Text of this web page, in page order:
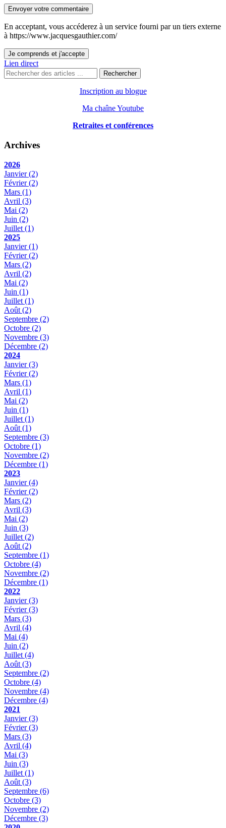
Envoyer votre commentaire
En acceptant, vous accéderez à un service fourni par un tiers externe
à https://www.jacquesgauthier.com/
Je comprends et j'accepte
Lien direct
Rechercher
Inscription au blogue
Ma chaîne Youtube
Retraites et conférences
Archives
2026
Janvier(2)
Février(2)
Mars (1)
Avril (3)
Mai (2)
Juin (2)
Juillet (1)
2025
Janvier(1)
Février(2)
Mars (2)
Avril (2)
Mai (2)
Juin (1)
Juillet (1)
Août (2)
Septembre (2)
Octobre (2)
Novembre (3)
Décembre (2)
2024
Janvier(3)
Février(2)
Mars (1)
Avril (1)
Mai (2)
Juin (1)
Juillet (1)
Août (1)
Septembre (3)
Octobre (1)
Novembre (2)
Décembre (1)
2023
Janvier(4)
Février(2)
Mars (2)
Avril (3)
Mai (2)
Juin (3)
Juillet (2)
Août (2)
Septembre (1)
Octobre (4)
Novembre (2)
Décembre (1)
2022
Janvier(3)
Février(3)
Mars (3)
Avril (4)
Mai (4)
Juin (2)
Juillet (4)
Août (3)
Septembre (2)
Octobre (4)
Novembre (4)
Décembre (4)
2021
Janvier(3)
Février(3)
Mars (3)
Avril (4)
Mai (3)
Juin (3)
Juillet (1)
Août (3)
Septembre (6)
Octobre (3)
Novembre (2)
Décembre (3)